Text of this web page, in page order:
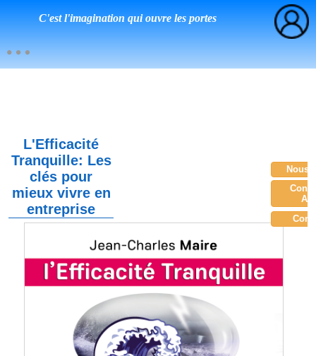
C'est l'imagination qui ouvre les portes
L'Efficacité
Tranquille: Les
clés pour
mieux vivre en
entreprise
Nous